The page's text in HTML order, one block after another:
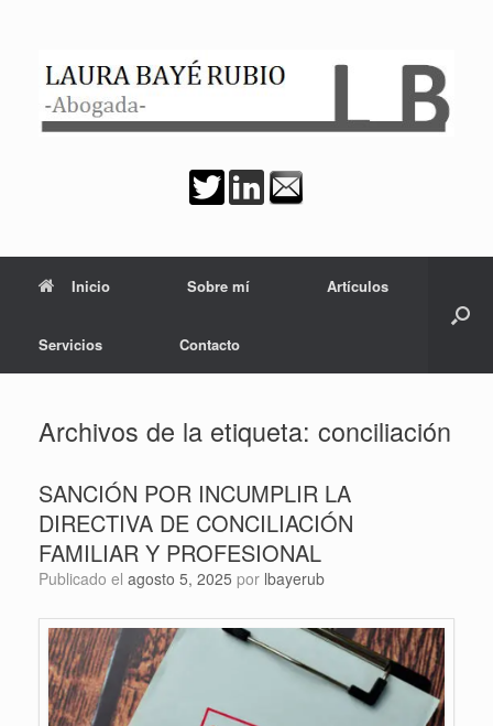
Inicio Sobre mí Artículos
Servicios Contacto
Archivos de la etiqueta: conciliación
SANCIÓN POR INCUMPLIR LA
DIRECTIVA DE CONCILIACIÓN
FAMILIAR Y PROFESIONAL
Publicado el agosto 5, 2025 por lbayerub